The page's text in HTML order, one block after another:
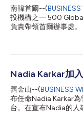
南韓首爾--(BUSINESS
投機構之一 500
負責帶領首爾辦事處
資委員會主席，並成
險公司與企業支持，
的成長型資本、控制
1 兆韓元。具指標意
紐約證券交易所上市
Nadia Karkar加
舊金山--(BUSINESS
布任命Nadia Karkar
台。在宣布Nadia的